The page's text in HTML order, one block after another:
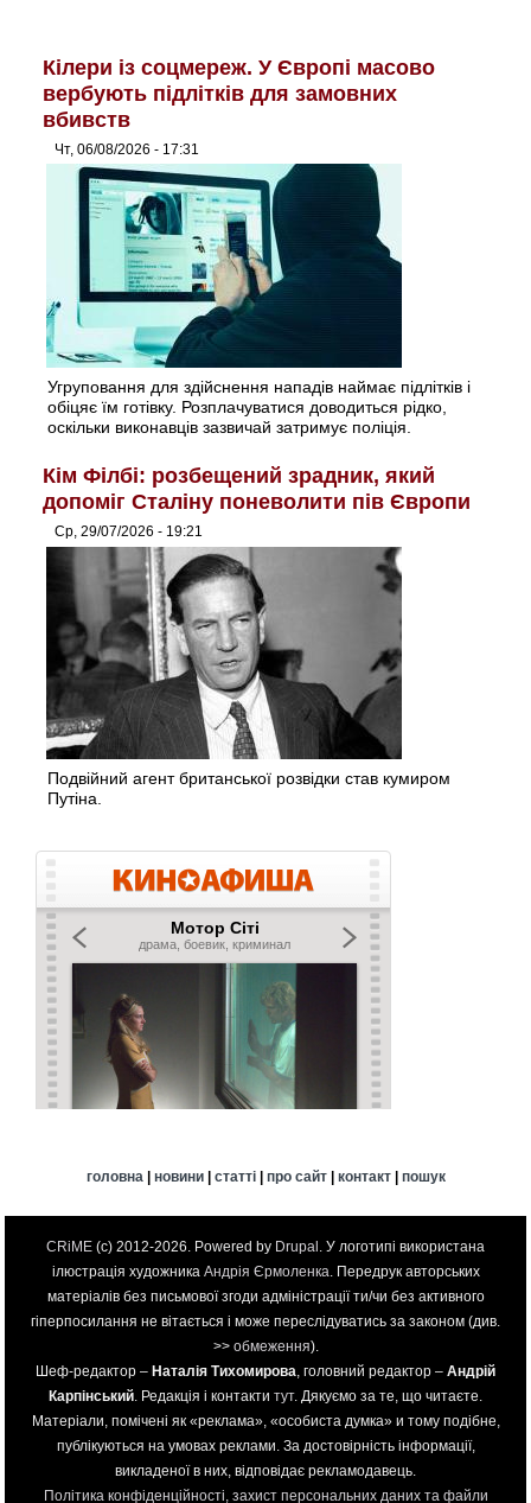
Кілери із соцмереж. У Європі масово
вербують підлітків для замовних
вбивств
Чт, 06/08/2026 - 17:31
Угруповання для здійснення нападів наймає підлітків і
обіцяє їм готівку. Розплачуватися доводиться рідко,
оскільки виконавців зазвичай затримує поліція.
Кім Філбі: розбещений зрадник, який
допоміг Сталіну поневолити пів Європи
Ср, 29/07/2026 - 19:21
Подвійний агент британської розвідки став кумиром
Путіна.
головна| новини| статті| про сайт| контакт| пошук
CRiME (c) 2012-2026. Powered by Drupal . У логотипі використана
ілюстрація художника Андрія Єрмоленка. Передрук авторських
матеріалів без письмової згоди адміністрації ти/чи без активного
гіперпосилання не вітається і може переслідуватись за законом (див.
>> обмеження).
Шеф-редактор – Наталія Тихомирова, головний редактор – Андрій
Карпінський. Редакція і контакти тут. Дякуємо за те, що читаєте.
Матеріали, помічені як «реклама», «особиста думка» и тому подібне,
публікуються на умовах реклами. За достовірність інформації,
викладеної в них, відповідає рекламодавець.
Політика конфіденційності, захист персональних даних та файли